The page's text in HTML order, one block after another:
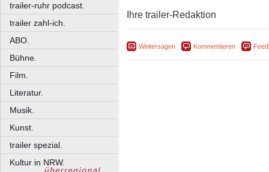
trailer-ruhr podcast.
trailer zahl-ich.
ABO.
Bühne.
Film.
Literatur.
Musik.
Kunst.
trailer spezial.
Kultur in NRW.
Ihre trailer-Redaktion
Weitersagen Kommentieren